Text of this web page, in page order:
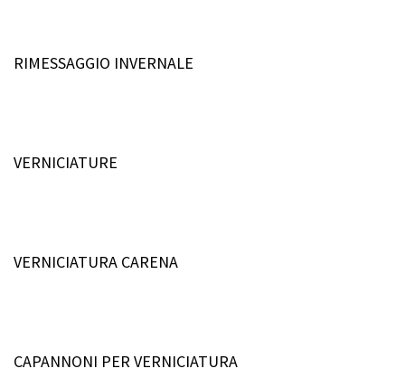
RIMESSAGGIO INVERNALE
VERNICIATURE
VERNICIATURA CARENA
CAPANNONI PER VERNICIATURA